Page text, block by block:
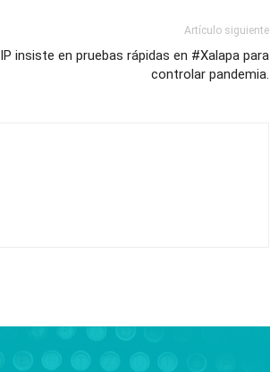
Artículo siguiente
IP insiste en pruebas rápidas en #Xalapa para
controlar pandemia.